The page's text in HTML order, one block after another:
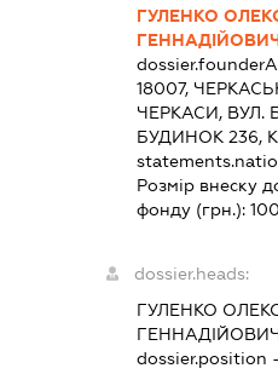
ГУЛЕНКО
18007,
ЧЕРКАСИ, ВУЛ.
БУДИНОК 236,
Розмір внеску
фонду (грн.):
dossier.heads:
ГУЛЕНКО
dossier.position -